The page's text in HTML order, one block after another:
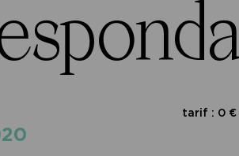
tarif : 0